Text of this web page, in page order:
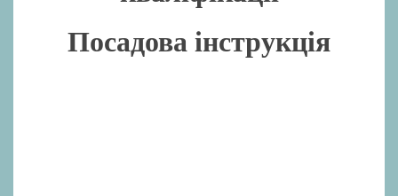
Посадова інструкція